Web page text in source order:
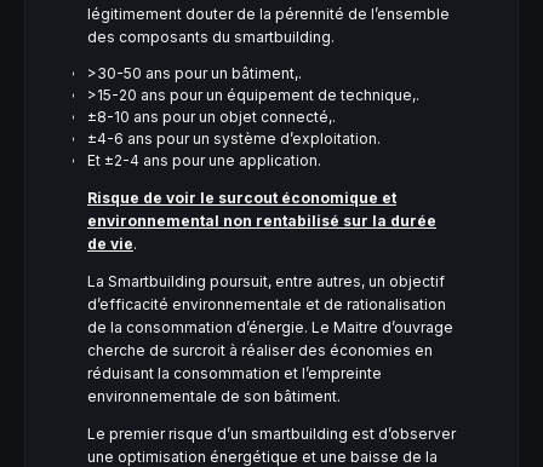
légitimement douter de la pérennité de l’ensemble
des composants du smartbuilding.
>30-50 ans pour un bâtiment,.
>15-20 ans pour un équipement de technique,.
±8-10 ans pour un objet connecté,.
±4-6 ans pour un système d’exploitation.
Et ±2-4 ans pour une application.
Risque de voir le surcout économique et
environnemental non rentabilisé sur la durée
de vie.
La Smartbuilding poursuit, entre autres, un objectif
d’efficacité environnementale et de rationalisation
de la consommation d’énergie. Le Maitre d’ouvrage
cherche de surcroit à réaliser des économies en
réduisant la consommation et l’empreinte
environnementale de son bâtiment.
Le premier risque d’un smartbuilding est d’observer
une optimisation énergétique et une baisse de la